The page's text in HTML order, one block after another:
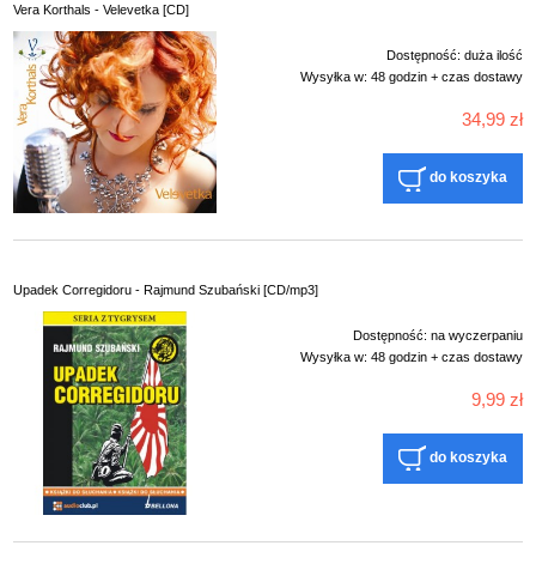
Vera Korthals - Velevetka [CD]
Dostępność: duża ilość
Wysyłka w: 48 godzin + czas dostawy
34,99 zł
do koszyka
Upadek Corregidoru - Rajmund Szubański [CD/mp3]
Dostępność: na wyczerpaniu
Wysyłka w: 48 godzin + czas dostawy
9,99 zł
do koszyka